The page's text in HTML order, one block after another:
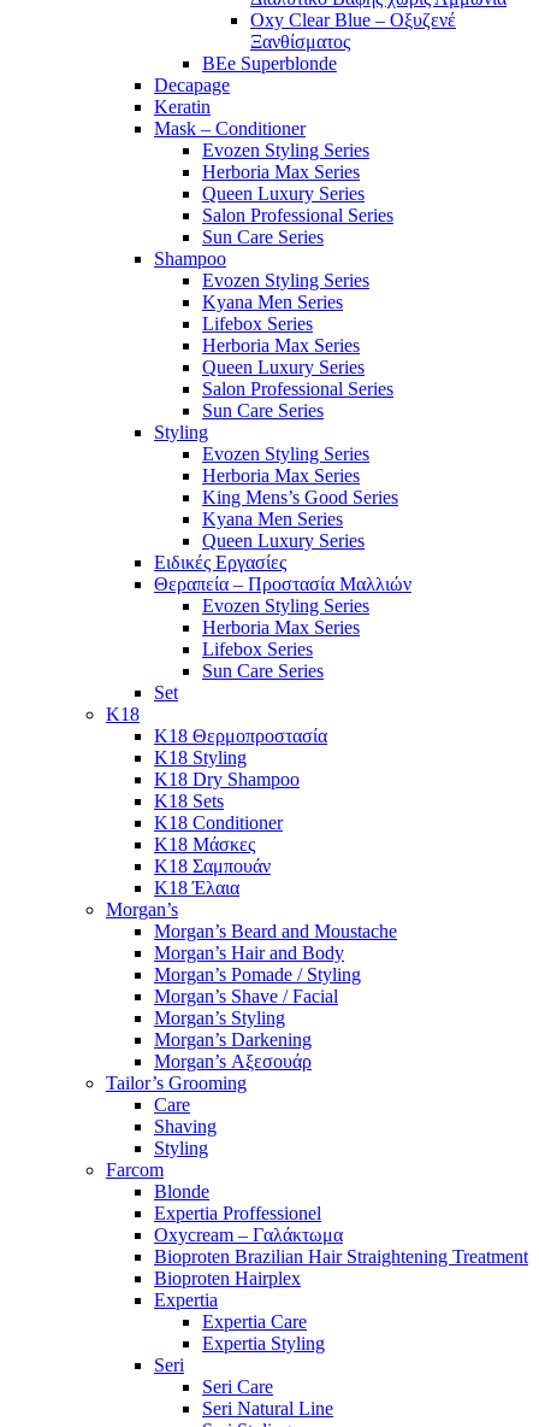
Oxy Clear Blue – Οξυζενέ
Ξανθίσματος
BEe Superblonde
Decapage
Keratin
Mask – Conditioner
Evozen Styling Series
Herboria Max Series
Queen Luxury Series
Salon Professional Series
Sun Care Series
Shampoo
Evozen Styling Series
Kyana Men Series
Lifebox Series
Herboria Max Series
Queen Luxury Series
Salon Professional Series
Sun Care Series
Styling
Evozen Styling Series
Herboria Max Series
King Mens’s Good Series
Kyana Men Series
Queen Luxury Series
Ειδικές Εργασίες
Θεραπεία – Προστασία Μαλλιών
Evozen Styling Series
Herboria Max Series
Lifebox Series
Sun Care Series
Set
K18
K18 Θερμοπροστασία
K18 Styling
K18 Dry Shampoo
K18 Sets
K18 Conditioner
K18 Μάσκες
K18 Σαμπουάν
K18 Έλαια
Morgan’s
Morgan’s Beard and Moustache
Morgan’s Hair and Body
Morgan’s Pomade / Styling
Morgan’s Shave / Facial
Morgan’s Styling
Morgan’s Darkening
Morgan’s Αξεσουάρ
Tailor’s Grooming
Care
Shaving
Styling
Farcom
Blonde
Expertia Proffessionel
Oxycream – Γαλάκτωμα
Bioproten Brazilian Hair Straightening Treatment
Bioproten Hairplex
Expertia
Expertia Care
Expertia Styling
Seri
Seri Care
Seri Natural Line